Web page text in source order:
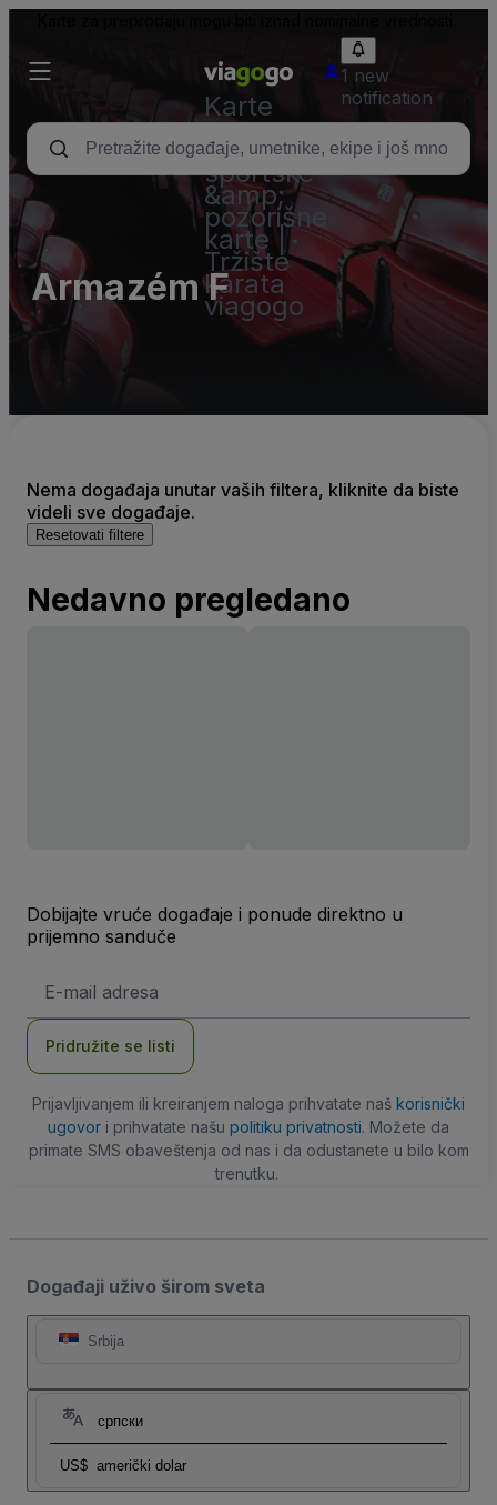
Karte
-
Koncertne,
sportske
&amp;
pozorišne
karte |
Tržište
karata
viagogo
1 new
notification
Armazém F
Nema događaja unutar vaših filtera, kliknite da biste
videli sve događaje.
Resetovati filtere
Nedavno pregledano
Dobijajte vruće događaje i ponude direktno u
prijemno sanduče
mail
Pridružite se listi
Prijavljivanjem ili kreiranjem naloga prihvatate naš korisnički
ugovor i prihvatate našu politiku privatnosti. Možete da
primate SMS obaveštenja od nas i da odustanete u bilo kom
trenutku.
Događaji uživo širom sveta
Srbija
српски
US$ američki dolar